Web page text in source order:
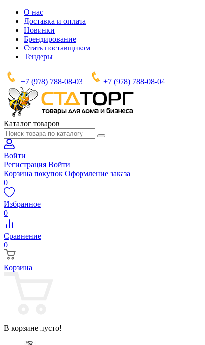
О нас
Доставка и оплата
Новинки
Брендирование
Стать поставщиком
Тендеры
+7 (978) 788-08-03 +7 (978) 788-08-04
Каталог товаров
Войти
Регистрация Войти
Корзина покупок Оформление заказа
0
Избранное
0
Сравнение
0
Корзина
В корзине пусто!